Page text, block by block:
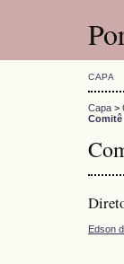
CAPA
Capa >
Edson